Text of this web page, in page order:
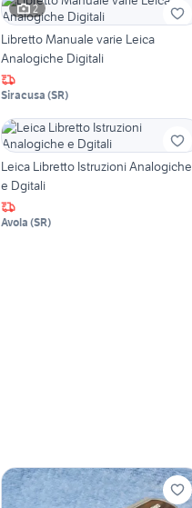
2
Libretto Manuale varie Leica
Analogiche Digitali
Siracusa (SR)
Leica Libretto Istruzioni Analogiche
e Dgitali
Avola (SR)